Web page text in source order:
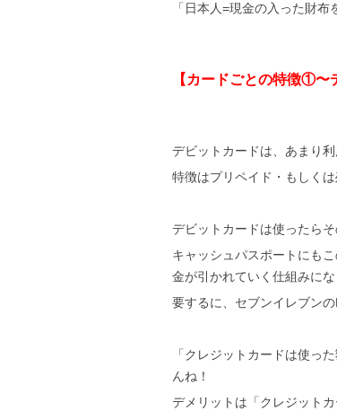
「日本人=現金の入った財
【カードごとの特徴①〜
デビットカードは、あまり
特徴はプリペイド・もしく
デビットカードは使ったら
キャッシュパスポートにも
金が引かれていく仕組みにな
要するに、セブンイレブン
「クレジットカードは使っ
んね！
デメリットは「クレジット